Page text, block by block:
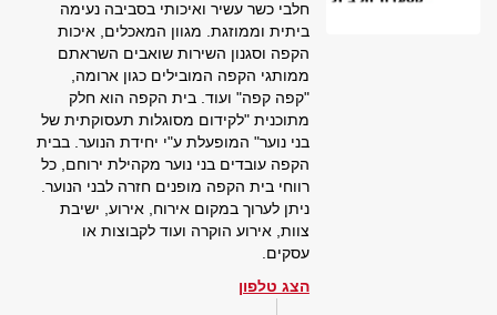
חלבי כשר עשיר ואיכותי בסביבה נעימה
ביתית וממוזגת. מגוון המאכלים, איכות
הקפה וסגנון השירות שואבים השראתם
ממותגי הקפה המובילים כגון ארומה,
"קפה קפה" ועוד. בית הקפה הוא חלק
מתוכנית "לקידום מסוגלות תעסוקתית של
בני נוער" המופעלת ע"י יחידת הנוער. בבית
הקפה עובדים בני נוער מקהילת ירוחם, כל
רווחי בית הקפה מופנים חזרה לבני הנוער.
ניתן לערוך במקום אירוח, אירוע, ישיבת
צוות, אירוע הוקרה ועוד לקבוצות או
עסקים.
הצג טלפון